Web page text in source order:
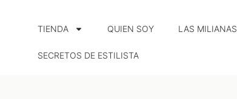
TIENDA QUIEN SOY LAS MILIANAS​
SECRETOS DE ESTILISTA